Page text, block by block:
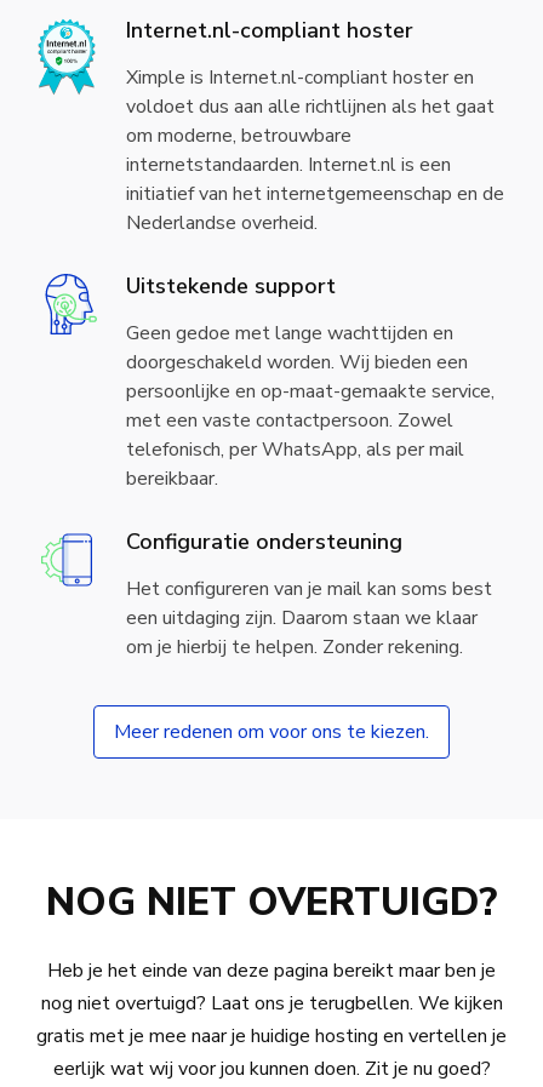
Internet.nl-compliant hoster
Ximple is Internet.nl-compliant hoster en
voldoet dus aan alle richtlijnen als het gaat
om moderne, betrouwbare
internetstandaarden. Internet.nl is een
initiatief van het internetgemeenschap en de
Nederlandse overheid.
Uitstekende support
Geen gedoe met lange wachttijden en
doorgeschakeld worden. Wij bieden een
persoonlijke en op-maat-gemaakte service,
met een vaste contactpersoon. Zowel
telefonisch, per WhatsApp, als per mail
bereikbaar.
Configuratie ondersteuning
Het configureren van je mail kan soms best
een uitdaging zijn. Daarom staan we klaar
om je hierbij te helpen. Zonder rekening.
Meer redenen om voor ons te kiezen.
NOG NIET OVERTUIGD?
Heb je het einde van deze pagina bereikt maar ben je
nog niet overtuigd? Laat ons je terugbellen. We kijken
gratis met je mee naar je huidige hosting en vertellen je
eerlijk wat wij voor jou kunnen doen. Zit je nu goed?